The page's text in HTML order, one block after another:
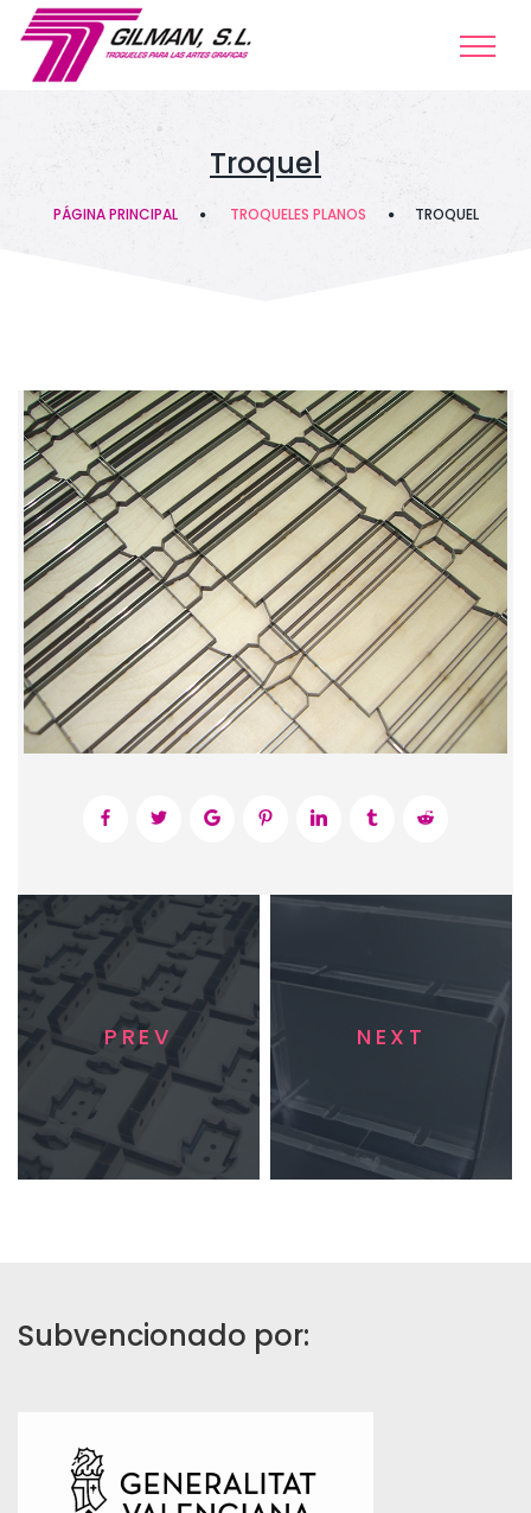
Troquel
PÁGINA PRINCIPAL TROQUELES PLANOS TROQUEL
PREV NEXT
Subvencionado por: